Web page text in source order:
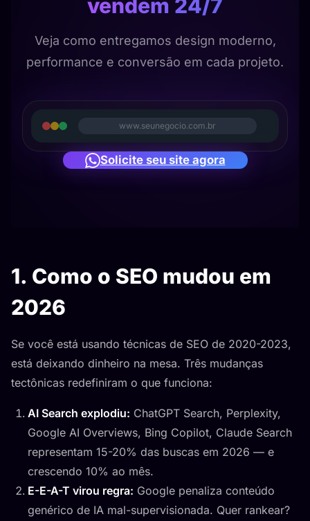
vendem 24/7
Veja como entregamos design moderno,
performance e conversão em cada projeto.
www.seunegocio.com.br
Solicite seu site agora
1. Como o SEO mudou em
2026
Se você está usando técnicas de SEO de 2020-2023,
está deixando dinheiro na mesa. Três mudanças
tectônicas redefiniram o que funciona:
AI Search explodiu: ChatGPT Search, Perplexity,
Google AI Overviews, Bing Copilot, Claude Search
representam 15-20% das buscas em 2026 — e
crescendo 10% ao mês.
E-E-A-T virou regra: Google penaliza conteúdo
genérico de IA mal-supervisionada. Quer rankear?